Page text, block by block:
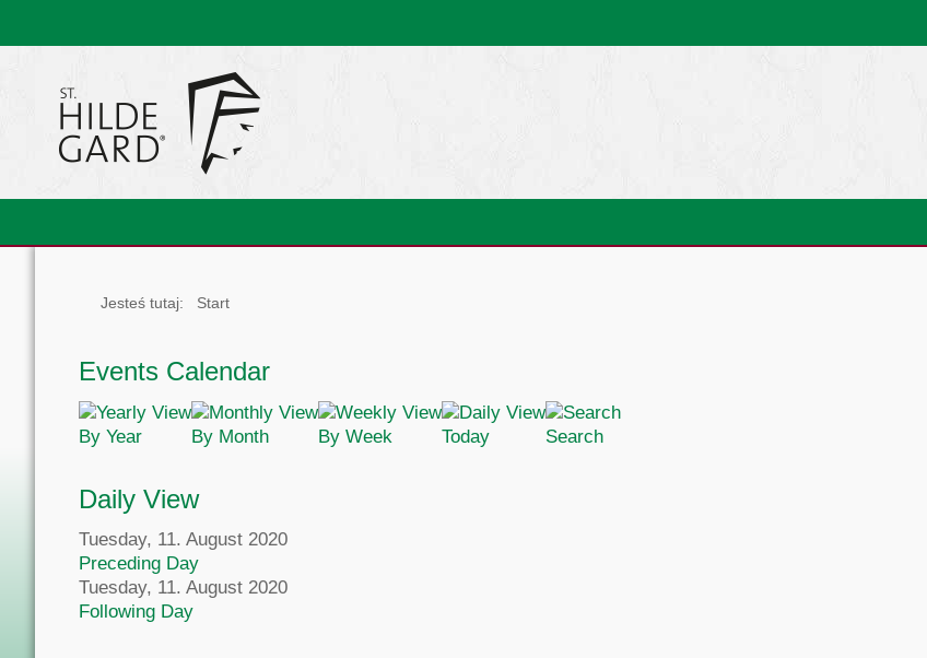
Jesteś tutaj: Start
Events Calendar
By Year By Month By Week Today Search
Daily View
Tuesday, 11. August 2020
Preceding Day
Tuesday, 11. August 2020
Following Day